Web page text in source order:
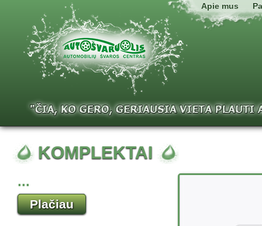
Apie mus
KOMPLEKTAI
...
Plačiau